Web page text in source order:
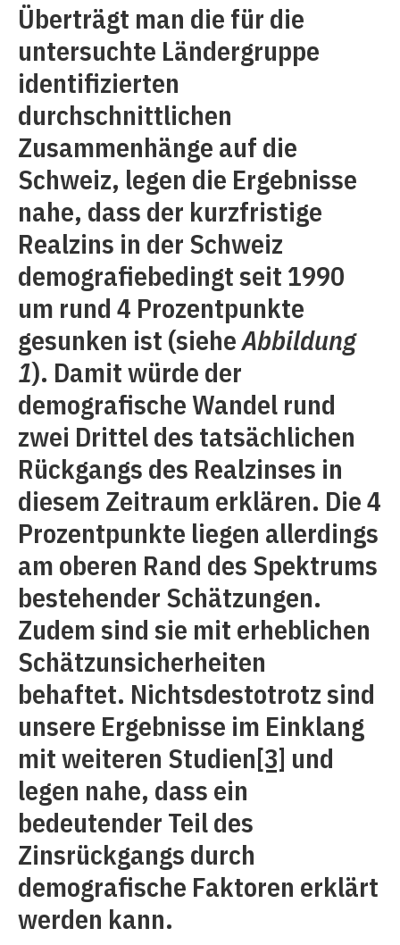
Überträgt man die für die
untersuchte Ländergruppe
identifizierten
durchschnittlichen
Zusammenhänge auf die
Schweiz, legen die Ergebnisse
nahe, dass der kurzfristige
Realzins in der Schweiz
demografiebedingt seit 1990
um rund 4 Prozentpunkte
gesunken ist (sieheAbbildung
1). Damit würde der
demografische Wandel rund
zwei Drittel des tatsächlichen
Rückgangs des Realzinses in
diesem Zeitraum erklären. Die 4
Prozentpunkte liegen allerdings
am oberen Rand des Spektrums
bestehender Schätzungen.
Zudem sind sie mit erheblichen
Schätzunsicherheiten
behaftet. Nichtsdestotrotz sind
unsere Ergebnisse im Einklang
mit weiteren Studien[3] und
legen nahe, dass ein
bedeutender Teil des
Zinsrückgangs durch
demografische Faktoren erklärt
werden kann.